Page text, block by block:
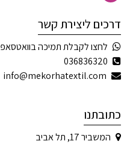
דרכים ליצירת קשר
לחצו לקבלת תמיכה בוואטסאפ
036836320
info@mekorhatextil.com
כתובתנו
המשביר 17, תל אביב